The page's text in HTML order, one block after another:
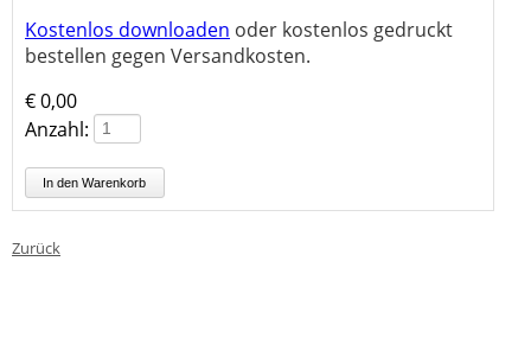
Kostenlos downloaden oder kostenlos gedruckt
bestellen gegen Versandkosten.
€0,00
Anzahl:
Zurück